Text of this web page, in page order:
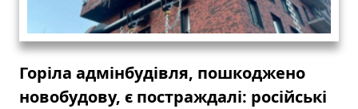
Горіла адмінбудівля, пошкоджено
новобудову, є постраждалі: російські